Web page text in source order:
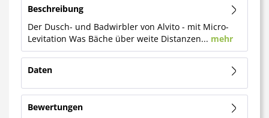
Beschreibung
Der Dusch- und Badwirbler von Alvito - mit Micro-
Levitation Was Bäche über weite Distanzen... mehr
Daten
Bewertungen